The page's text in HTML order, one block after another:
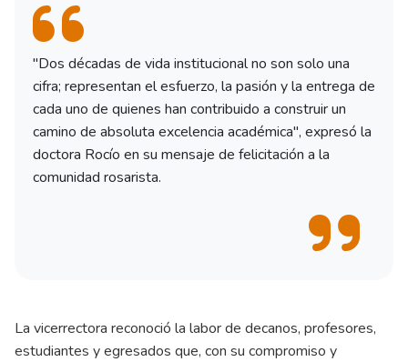
"Dos décadas de vida institucional no son solo una
cifra; representan el esfuerzo, la pasión y la entrega de
cada uno de quienes han contribuido a construir un
camino de absoluta excelencia académica", expresó la
doctora Rocío en su mensaje de felicitación a la
comunidad rosarista.
La vicerrectora reconoció la labor de decanos, profesores,
estudiantes y egresados que, con su compromiso y